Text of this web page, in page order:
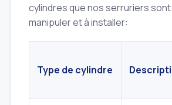
cylindres que nos serruriers
manipuler et à installer:
Type de cylindre